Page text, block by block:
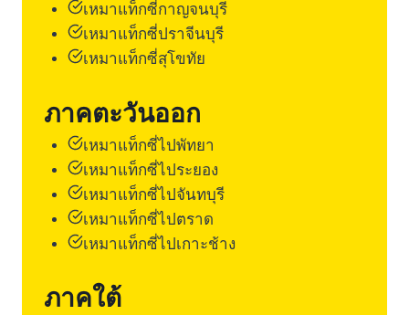
เหมาแท็กซี่กาญจนบุรี
เหมาแท็กซี่ปราจีนบุรี
เหมาแท็กซี่สุโขทัย
ภาคตะวันออก
เหมาแท็กซี่ไปพัทยา
เหมาแท็กซี่ไประยอง
เหมาแท็กซี่ไปจันทบุรี
เหมาแท็กซี่ไปตราด
เหมาแท็กซี่ไปเกาะช้าง
ภาคใต้